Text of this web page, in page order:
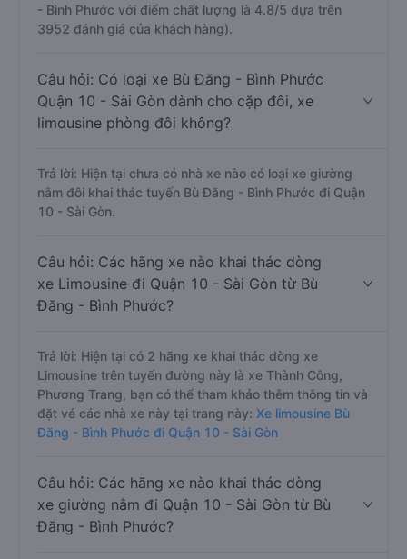
- Bình Phước với điểm chất lượng là 4.8/5 dựa trên
3952 đánh giá của khách hàng).
Câu hỏi: Có loại xe Bù Đăng - Bình Phước
Quận 10 - Sài Gòn dành cho cặp đôi, xe
limousine phòng đôi không?
Trả lời: Hiện tại chưa có nhà xe nào có loại xe giường
nằm đôi khai thác tuyến Bù Đăng - Bình Phước đi Quận
10 - Sài Gòn.
Câu hỏi: Các hãng xe nào khai thác dòng
xe Limousine đi Quận 10 - Sài Gòn từ Bù
Đăng - Bình Phước?
Trả lời: Hiện tại có 2 hãng xe khai thác dòng xe
Limousine trên tuyến đường này là xe Thành Công,
Phương Trang, bạn có thể tham khảo thêm thông tin và
đặt vé các nhà xe này tại trang này: Xe limousine Bù
Đăng - Bình Phước đi Quận 10 - Sài Gòn
Câu hỏi: Các hãng xe nào khai thác dòng
xe giường nằm đi Quận 10 - Sài Gòn từ Bù
Đăng - Bình Phước?